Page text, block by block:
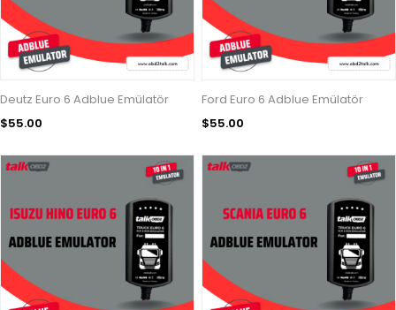
Deutz Euro 6 Adblue Emülatör
$55.00
Ford Euro 6 Adblue Emülatör
$55.00